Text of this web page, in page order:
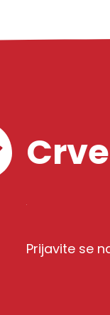
Prijavite se